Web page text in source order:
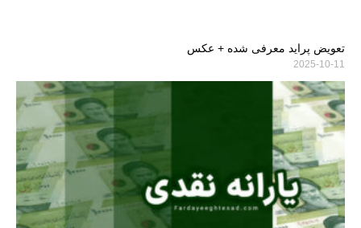
تعویض پراید معرفی شده + عکس
2025-10-11